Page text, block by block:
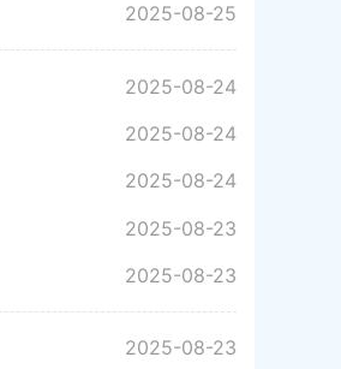
2025-08-25
2025-08-24
2025-08-24
2025-08-24
2025-08-23
2025-08-23
2025-08-23